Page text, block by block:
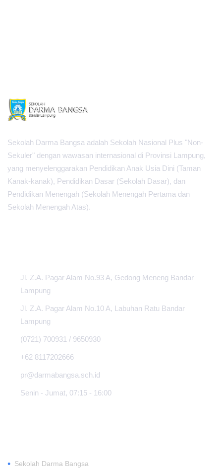
Sekolah Darma Bangsa adalah Sekolah Nasional Plus "Non-
Sekuler" dengan wawasan internasional di Provinsi Lampung,
yang menyelenggarakan Pendidikan Anak Usia Dini (Taman
Kanak-kanak), Pendidikan Dasar (Sekolah Dasar), dan
Pendidikan Menengah (Sekolah Menengah Pertama dan
Sekolah Menengah Atas).
Jl. Z.A. Pagar Alam No.93 A, Gedong Meneng Bandar
Lampung
Jl. Z.A. Pagar Alam No.10 A, Labuhan Ratu Bandar
Lampung
(0721) 700931 / 9650930
+62 8117202666
pr@darmabangsa.sch.id
Senin - Jumat, 07:15 - 16:00
• Sekolah Darma Bangsa